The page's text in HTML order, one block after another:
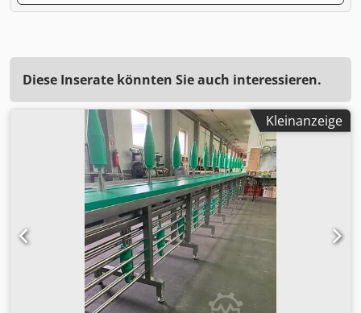
Diese Inserate könnten Sie auch interessieren.
Kleinanzeige